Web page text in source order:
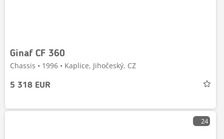
Ginaf CF 360
Chassis • 1996 • Kaplice, Jihočeský, CZ
5 318 EUR
24